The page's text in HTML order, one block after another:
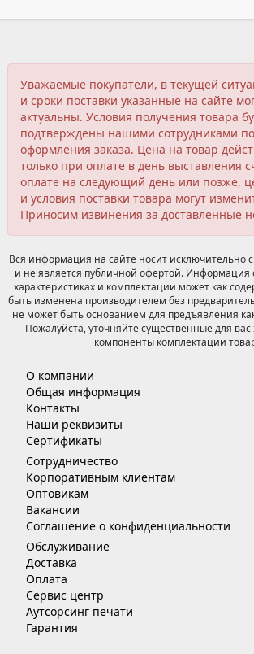
Уважаемые покупатели, в текущей
и сроки поставки указанные на сайте
актуальны. Условия получения товара
подтверждены нашими сотрудниками
оформления заказа. Цена на товар
только при оплате в день выставления
оплате на следующий день или позже,
и условия поставки товара могут
Приносим извинения за доставленные
Вся информация на сайте носит исключительно
и не является публичной офертой. Информация
характеристиках и комплектации может как
быть изменена производителем без
не может быть основанием для предъявления
Пожалуйста, уточняйте существенные для вас
компоненты комплектации
О компании
Общая информация
Контакты
Наши реквизиты
Сертификаты
Сотрудничество
Корпоративным клиентам
Оптовикам
Вакансии
Соглашение о конфиденциальности
Обслуживание
Доставка
Оплата
Сервис центр
Аутсорсинг печати
Гарантия